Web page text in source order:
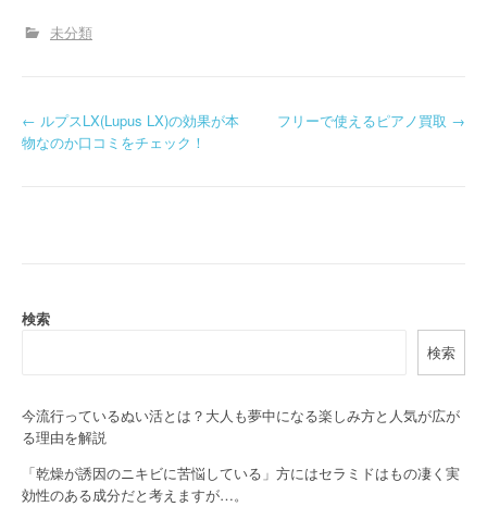
未分類
P
a
i
g
a
← ルプスLX(Lupus LX)の効果が本
物なのか口コミをチェック！
フリーで使えるピアノ買取 →
検索
検索
今流行っているぬい活とは？大人も夢中になる楽しみ方と人気が広が
る理由を解説
「乾燥が誘因のニキビに苦悩している」方にはセラミドはもの凄く実
効性のある成分だと考えますが…。